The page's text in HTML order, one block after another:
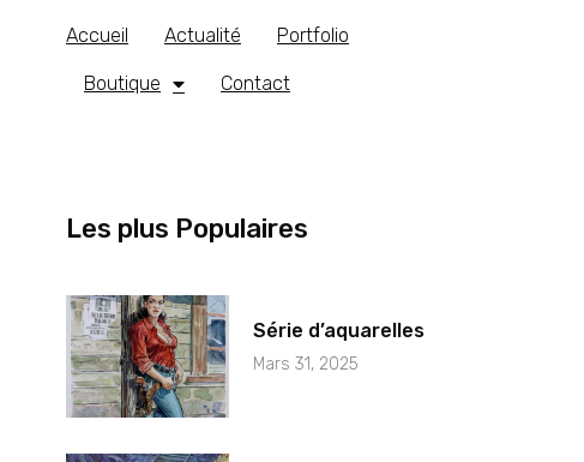
Accueil Actualité Portfolio
Boutique Contact
Les plus Populaires
Série d’aquarelles
Mars 31, 2025